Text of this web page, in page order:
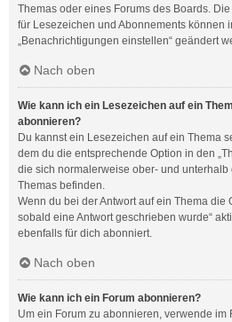
Themas oder eines Forums des Boards.
für Lesezeichen und Abonnements können
„Benachrichtigungen einstellen“ geändert
Nach oben
Wie kann ich ein Lesezeichen auf ein
abonnieren?
Du kannst ein Lesezeichen auf ein Thema
dem du die entsprechende Option in den
die sich normalerweise ober- und
Themas befinden.
Wenn du bei der Antwort auf ein Thema die
sobald eine Antwort geschrieben wurde“
ebenfalls für dich abonniert.
Nach oben
Wie kann ich ein Forum abonnieren?
Um ein Forum zu abonnieren, verwende im